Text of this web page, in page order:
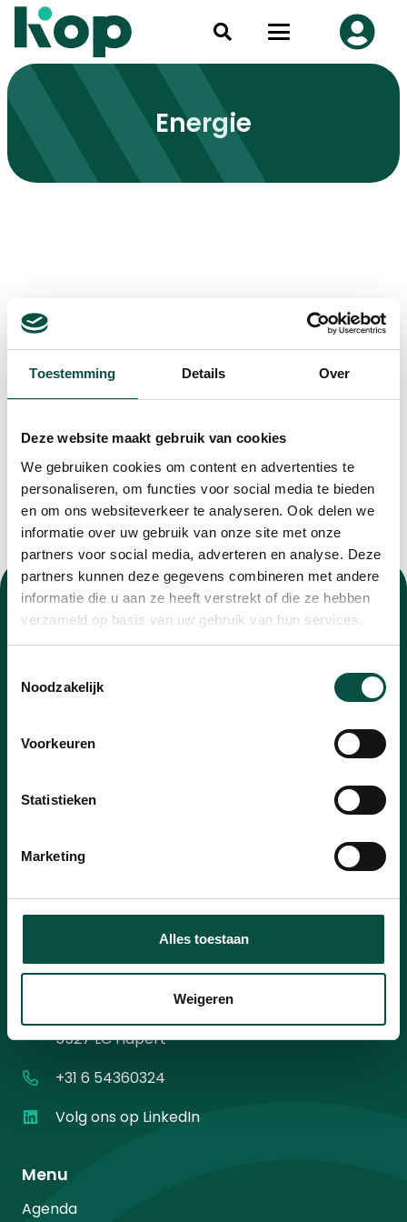
Toestemming Details Over
Deze website maakt gebruik van cookies
We gebruiken cookies om content en advertenties te
personaliseren, om functies voor social media te bieden
en om ons websiteverkeer te analyseren. Ook delen we
informatie over uw gebruik van onze site met onze
partners voor social media, adverteren en analyse. Deze
partners kunnen deze gegevens combineren met andere
informatie die u aan ze heeft verstrekt of die ze hebben
verzameld op basis van uw gebruik van hun services.
Noodzakelijk
Voorkeuren
Statistieken
Marketing
Alles toestaan
Weigeren
Energie
Nieuwsbrief
Blijf op de hoogte van alle ontwikkelingen met
onze nieuwsbrief
E-
Instemming
Ik ga akkoord met het
Contact
5527 LC Hapert
+31 6 54360324
Volg ons op LinkedIn
Menu
Agenda